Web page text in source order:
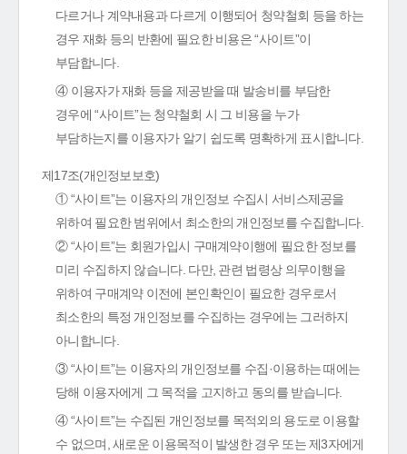
다르거나 계약내용과 다르게 이행되어 청약철회 등을 하는
경우 재화 등의 반환에 필요한 비용은 “사이트”이
부담합니다.
④ 이용자가 재화 등을 제공받을 때 발송비를 부담한
경우에 “사이트”는 청약철회 시 그 비용을 누가
부담하는지를 이용자가 알기 쉽도록 명확하게 표시합니다.
제17조(개인정보보호)
① “사이트”는 이용자의 개인정보 수집시 서비스제공을
위하여 필요한 범위에서 최소한의 개인정보를 수집합니다.
② “사이트”는 회원가입시 구매계약이행에 필요한 정보를
미리 수집하지 않습니다. 다만, 관련 법령상 의무이행을
위하여 구매계약 이전에 본인확인이 필요한 경우로서
최소한의 특정 개인정보를 수집하는 경우에는 그러하지
아니합니다.
③ “사이트”는 이용자의 개인정보를 수집·이용하는 때에는
당해 이용자에게 그 목적을 고지하고 동의를 받습니다.
④ “사이트”는 수집된 개인정보를 목적외의 용도로 이용할
수 없으며, 새로운 이용목적이 발생한 경우 또는 제3자에게